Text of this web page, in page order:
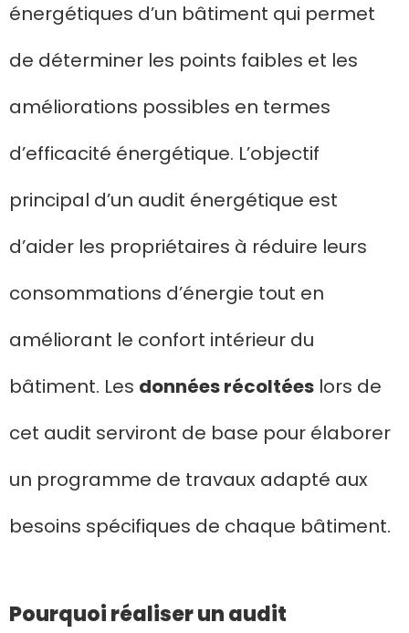
énergétiques d’un bâtiment qui permet
de déterminer les points faibles et les
améliorations possibles en termes
d’efficacité énergétique. L’objectif
principal d’un audit énergétique est
d’aider les propriétaires à réduire leurs
consommations d’énergie tout en
améliorant le confort intérieur du
bâtiment. Les données récoltées lors de
cet audit serviront de base pour élaborer
un programme de travaux adapté aux
besoins spécifiques de chaque bâtiment.
Pourquoi réaliser un audit